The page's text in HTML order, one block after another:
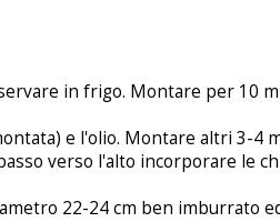
in frigo. Montare per 10
e l'olio. Montare altri 3-4
verso l'alto incorporare le
22-24 cm ben imburrato